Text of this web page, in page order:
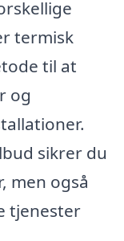
termisk
til at
og
sikrer du
men også
tjenester